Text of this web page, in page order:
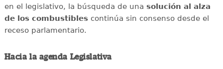
en el legislativo, la búsqueda de una solución al alza
de los combustiblescontinúa sin consenso desde el
receso parlamentario.
Hacia la agenda Legislativa